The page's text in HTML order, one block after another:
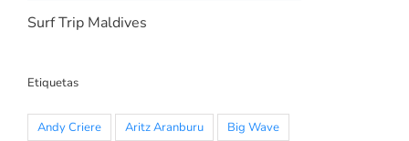
Surf Trip Maldives
Etiquetas
Andy Criere Aritz Aranburu
Big Wave